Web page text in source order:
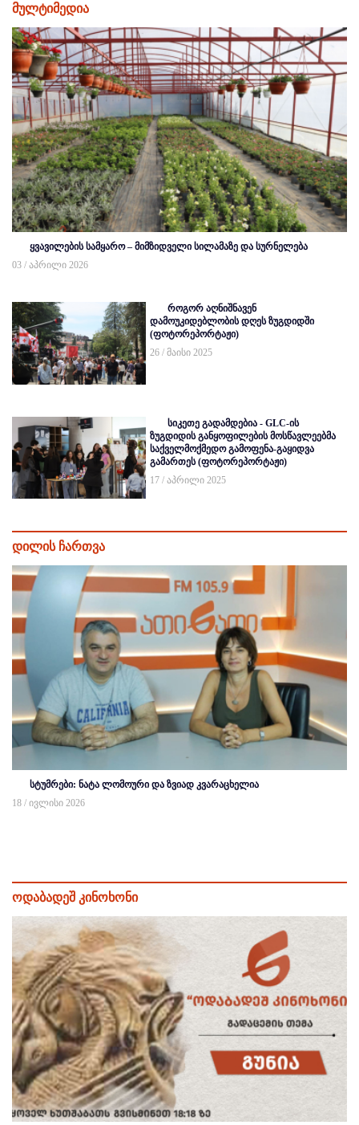
მულტიმედია
ყვავილების სამყარო – მიმზიდველი სილამაზე და სურნელება
03 / აპრილი 2026
როგორ აღნიშნავენ
დამოუკიდებლობის დღეს ზუგდიდში
(ფოტორეპორტაჟი)
26 / მაისი 2025
სიკეთე გადამდებია - GLC-ის
ზუგდიდის განყოფილების მოსწავლეებმა
საქველმოქმედო გამოფენა-გაყიდვა
გამართეს (ფოტორეპორტაჟი)
17 / აპრილი 2025
დილის ჩართვა
სტუმრები: ნატა ლომოური და ზვიად კვარაცხელია
18 / ივლისი 2026
ოდაბადეშ კინოხონი